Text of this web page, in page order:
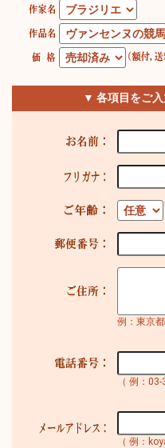
▼ 各項目をご
例：東京
（ 例：
（ 例：